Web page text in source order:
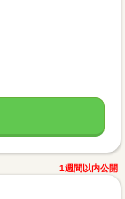
1週間以内公開